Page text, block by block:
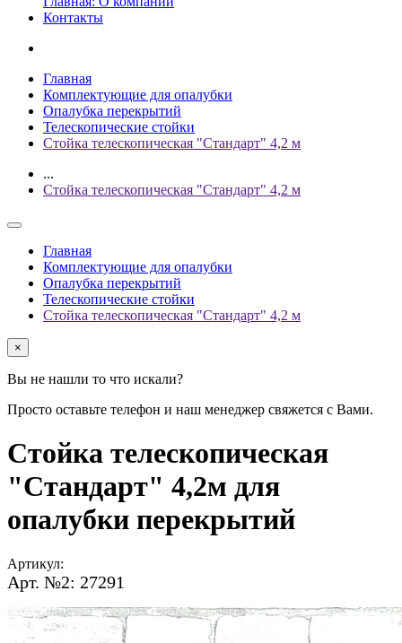
Контакты
Главная
Комплектующие для опалубки
Опалубка перекрытий
Телескопические стойки
Стойка телескопическая "Стандарт" 4,2 м
...
Стойка телескопическая "Стандарт" 4,2 м
Главная
Комплектующие для опалубки
Опалубка перекрытий
Телескопические стойки
Стойка телескопическая "Стандарт" 4,2 м
×
Вы не нашли то что искали?
Просто оставьте телефон и наш менеджер свяжется с Вами.
Стойка телескопическая
"Стандарт" 4,2м для
опалубки перекрытий
Артикул:
Арт. №2: 27291